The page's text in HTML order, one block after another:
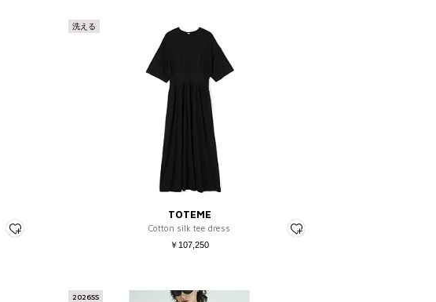
TOTEME
Cotton silk tee dress
￥107,250
洗える
2026SS